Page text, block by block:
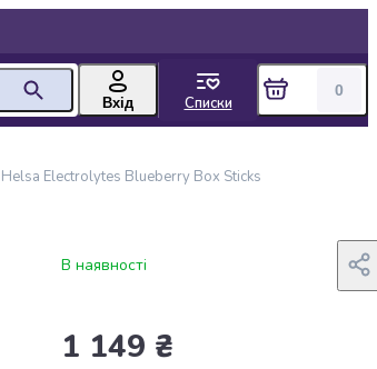
Вхід Списки
0
Electrolytes Blueberry Box Sticks
В наявності
1 149 ₴